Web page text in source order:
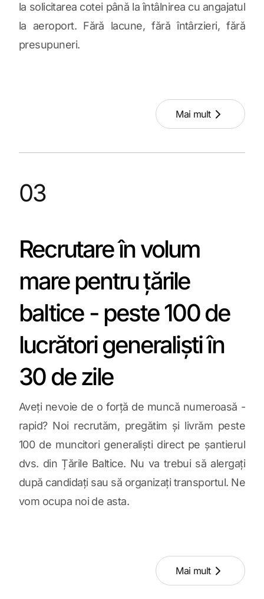
la solicitarea cotei până la întâlnirea cu angajatul
la aeroport. Fără lacune, fără întârzieri, fără
presupuneri.
Mai mult
03
Recrutare în volum
mare pentru țările
baltice - peste 100 de
lucrători generaliști în
30 de zile
Aveți nevoie de o forță de muncă numeroasă -
rapid? Noi recrutăm, pregătim și livrăm peste
100 de muncitori generaliști direct pe șantierul
dvs. din Țările Baltice. Nu va trebui să alergați
după candidați sau să organizați transportul. Ne
vom ocupa noi de asta.
Mai mult